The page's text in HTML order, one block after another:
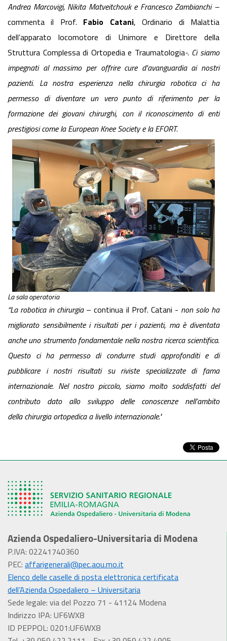
Andrea Marcovigi, Nikita Matveitchouk e Francesco Zambianchi–
commenta il Prof. Fabio Catani, Ordinario di Malattia
dell’apparato locomotore di Unimore e Direttore della
Struttura Complessa di Ortopedia e Traumatologia-. Ci siamo
impegnati al massimo per offrire cure d'avanguardia ai nostri
pazienti. La nostra esperienza nella chirurgia robotica ci ha
permesso di diventare un vero punto di riferimento per la
formazione dei giovani chirurghi, con il riconoscimento di enti
prestigiosi come la European Knee Society e la EFORT.
La sala operatoria
“La robotica in chirurgia– continua il Prof. Catani - non solo ha
migliorato sensibilmente i risultati per i pazienti, ma è diventata
anche uno strumento fondamentale nella nostra ricerca scientifica.
Questo ci ha permesso di condurre studi approfonditi e di
pubblicare i nostri risultati su riviste specializzate di fama
internazionale. Nel nostro piccolo, siamo molto soddisfatti del
contributo
dato allo sviluppo delle conoscenze nell’ambito
dellachirurgia ortopedica a livellointernazionale."
Azienda Ospedaliero-Universitaria di Modena
P.IVA: 02241740360
PEC: affarigenerali@pec.aou.mo.it
Elenco delle caselle di posta elettronica certificata
dell’Azienda Ospedaliero – Universitaria
Sede legale: via del Pozzo 71 - 41124 Modena
Indirizzo IPA: UF6WX8
ID PEPPOL: 0201:UF6WX8